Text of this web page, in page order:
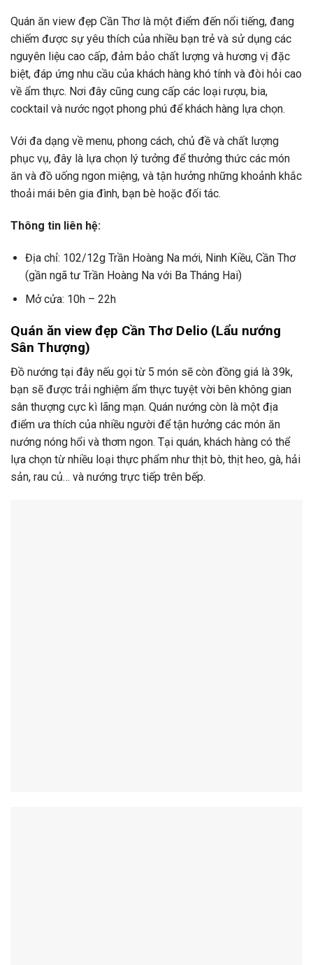
Quán ăn view đẹp Cần Thơ là một điểm đến nổi tiếng, đang
chiếm được sự yêu thích của nhiều bạn trẻ và sử dụng các
nguyên liệu cao cấp, đảm bảo chất lượng và hương vị đặc
biệt, đáp ứng nhu cầu của khách hàng khó tính và đòi hỏi cao
về ẩm thực. Nơi đây cũng cung cấp các loại rượu, bia,
cocktail và nước ngọt phong phú để khách hàng lựa chọn.
Với đa dạng về menu, phong cách, chủ đề và chất lượng
phục vụ, đây là lựa chọn lý tưởng để thưởng thức các món
ăn và đồ uống ngon miệng, và tận hưởng những khoảnh khắc
thoải mái bên gia đình, bạn bè hoặc đối tác.
Thông tin liên hệ:
Địa chỉ: 102/12g Trần Hoàng Na mới, Ninh Kiều, Cần Thơ
(gần ngã tư Trần Hoàng Na với Ba Tháng Hai)
Mở cửa: 10h – 22h
Quán ăn view đẹp Cần Thơ Delio (Lẩu nướng
Sân Thượng)
Đồ nướng tại đây nếu gọi từ 5 món sẽ còn đồng giá là 39k,
bạn sẽ được trải nghiệm ẩm thực tuyệt vời bên không gian
sân thượng cực kì lãng mạn. Quán nướng còn là một địa
điểm ưa thích của nhiều người để tận hưởng các món ăn
nướng nóng hổi và thơm ngon. Tại quán, khách hàng có thể
lựa chọn từ nhiều loại thực phẩm như thịt bò, thịt heo, gà, hải
sản, rau củ… và nướng trực tiếp trên bếp.